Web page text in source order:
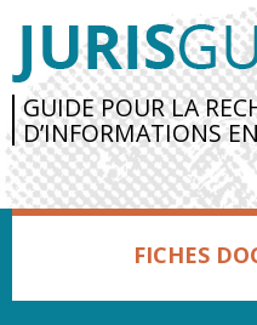
GUIDE POUR LA
D’INFORMATIONS
FICHES